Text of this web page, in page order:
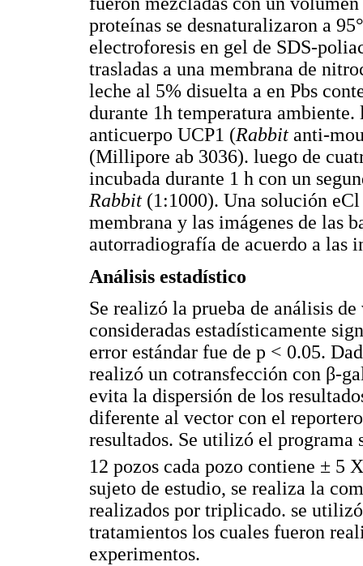
proteínas se desnaturalizaron a
electroforesis en gel de SDS-
trasladas a una membrana de
leche al 5% disuelta a en Pbs
durante 1h temperatura
anticuerpo UCP1 (Rabbit anti-
(Millipore ab 3036). luego de
incubada durante 1 h con un
Rabbit (1:1000). Una solución
membrana y las imágenes de las
autorradiografía de acuerdo a las
Análisis estadístico
Se realizó la prueba de análisis
consideradas estadísticamente
error estándar fue de p < 0.05.
realizó un cotransfección con β-
evita la dispersión de los
diferente al vector con el
resultados. Se utilizó el
12 pozos cada pozo contiene ± 5
sujeto de estudio, se realiza la
realizados por triplicado. se
tratamientos los cuales fueron
experimentos.